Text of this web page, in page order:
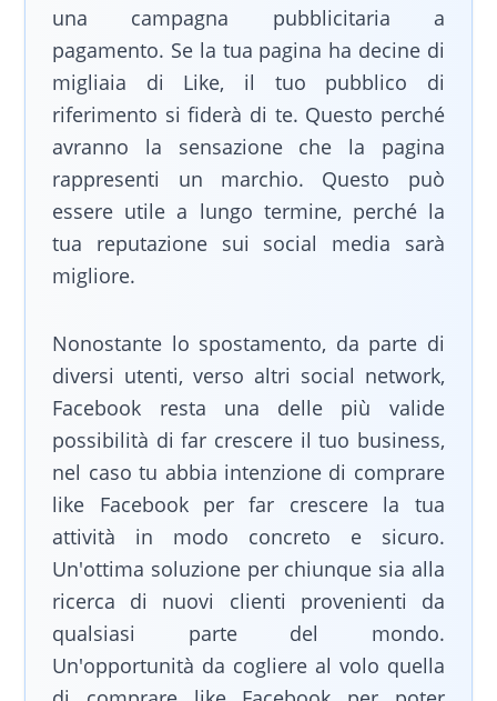
una campagna pubblicitaria a
pagamento. Se la tua pagina ha decine di
migliaia di Like, il tuo pubblico di
riferimento si fiderà di te. Questo perché
avranno la sensazione che la pagina
rappresenti un marchio. Questo può
essere utile a lungo termine, perché la
tua reputazione sui social media sarà
migliore.
Nonostante lo spostamento, da parte di
diversi utenti, verso altri social network,
Facebook resta una delle più valide
possibilità di far crescere il tuo business,
nel caso tu abbia intenzione di comprare
like Facebook per far crescere la tua
attività in modo concreto e sicuro.
Un'ottima soluzione per chiunque sia alla
ricerca di nuovi clienti provenienti da
qualsiasi parte del mondo.
Un'opportunità da cogliere al volo quella